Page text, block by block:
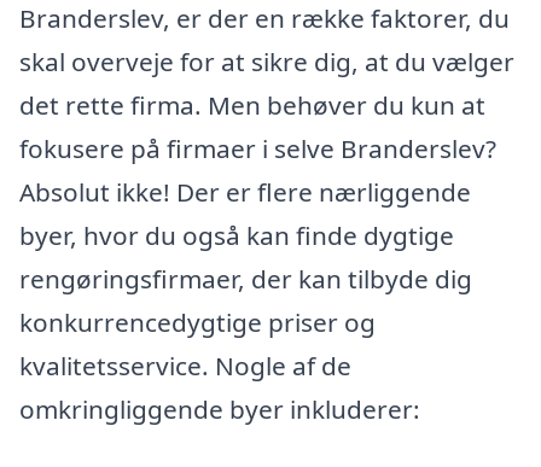
Branderslev, er der en række faktorer, du
skal overveje for at sikre dig, at du vælger
det rette firma. Men behøver du kun at
fokusere på firmaer i selve Branderslev?
Absolut ikke! Der er flere nærliggende
byer, hvor du også kan finde dygtige
rengøringsfirmaer, der kan tilbyde dig
konkurrencedygtige priser og
kvalitetsservice. Nogle af de
omkringliggende byer inkluderer: